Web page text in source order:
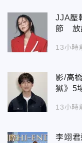
JJA壓
節 放
13小時
影/高
獄》5
13小時
李翊